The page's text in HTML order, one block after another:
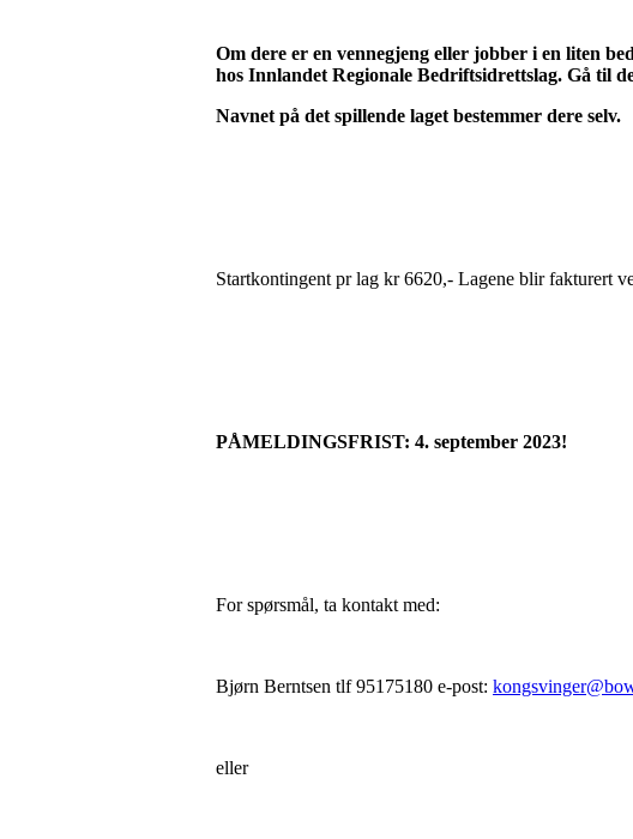
Om dere er en vennegjeng eller jobber i en liten
hos Innlandet Regionale Bedriftsidrettslag. Gå til
Navnet på det spillende laget bestemmer dere selv.
Startkontingent pr lag kr 6620,- Lagene blir fakturert
PÅMELDINGSFRIST: 4. september 2023!
For spørsmål, ta kontakt med:
Bjørn Berntsen tlf 95175180 e-post:
eller